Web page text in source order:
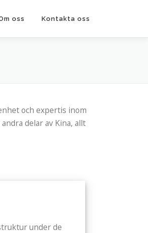
oss Kontakta oss
och expertis inom
delar av Kina, allt
under de